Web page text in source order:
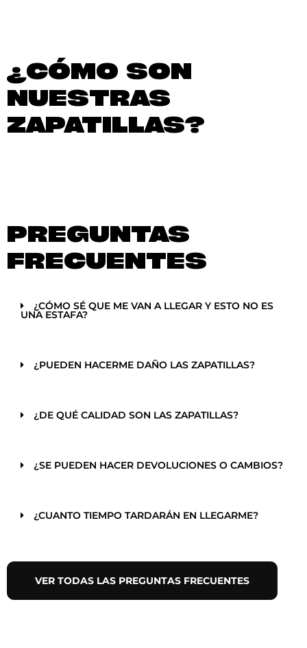
¿CÓMO SON
NUESTRAS
ZAPATILLAS?
PREGUNTAS
FRECUENTES
¿CÓMO SÉ QUE ME VAN A LLEGAR Y ESTO NO ES
UNA ESTAFA?
¿PUEDEN HACERME DAÑO LAS ZAPATILLAS?
¿DE QUÉ CALIDAD SON LAS ZAPATILLAS?
¿SE PUEDEN HACER DEVOLUCIONES O CAMBIOS?
¿CUANTO TIEMPO TARDARÁN EN LLEGARME?
VER TODAS LAS PREGUNTAS FRECUENTES